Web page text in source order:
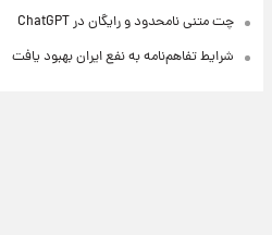
چت متنی نامحدود و رایگان در ChatGPT
شرایط تفاهم‌نامه به نفع ایران بهبود یافت